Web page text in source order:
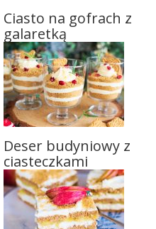
Ciasto na gofrach z
galaretką
Deser budyniowy z
ciasteczkami